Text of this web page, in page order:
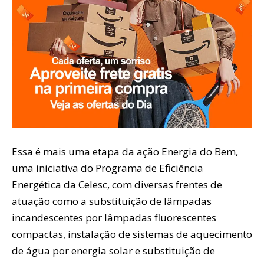
Essa é mais uma etapa da ação Energia do Bem,
uma iniciativa do Programa de Eficiência
Energética da Celesc, com diversas frentes de
atuação como a substituição de lâmpadas
incandescentes por lâmpadas fluorescentes
compactas, instalação de sistemas de aquecimento
de água por energia solar e substituição de